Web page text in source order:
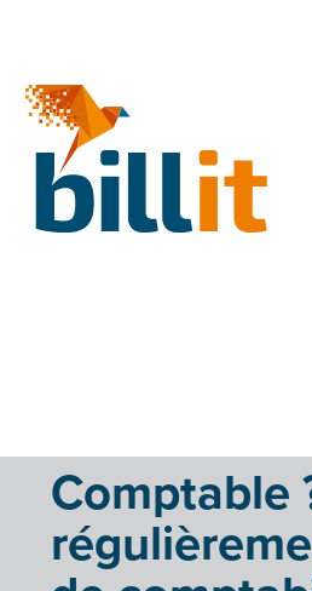
importer/
2. Scannez
réception
Des poches qui
Prenez donc l’habitude de
C’est rapide et facile,
pour smartphone.
arrivent
plus à rassembler vos
Comptable